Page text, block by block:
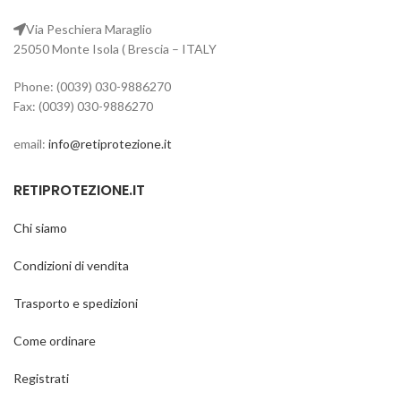
Via Peschiera Maraglio
25050 Monte Isola ( Brescia – ITALY
Phone: (0039) 030-9886270
Fax: (0039) 030-9886270
email: info@retiprotezione.it
RETIPROTEZIONE.IT
Chi siamo
Condizioni di vendita
Trasporto e spedizioni
Come ordinare
Registrati